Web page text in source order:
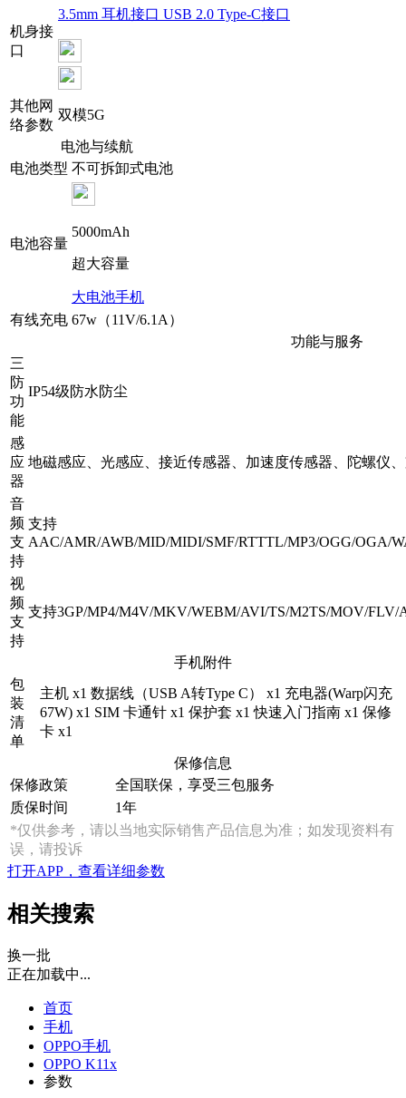
机身接
口
3.5mm 耳机接口 USB 2.0 Type-C接口
其他网
络参数
双模5G
电池与续航
电池类型 不可拆卸式电池
电池容量
5000mAh
超大容量
大电池手机
有线充电 67w（11V/6.1A）
功能与服务
三
防
功
能
IP54级防水防尘
感
应
器
地磁感应、光感应、接近传感器、加速度传感器、陀螺仪
音
频
支
持
支持
AAC/AMR/AWB/MID/MIDI/SMF/RTTTL/MP3/OGG/OGA/
视
频
支
持
支持3GP/MP4/M4V/MKV/WEBM/AVI/TS/M2TS/MOV/FLV/
手机附件
包
装
清
单
主机 x1 数据线（USB A转Type C） x1 充电器(Warp闪充
67W) x1 SIM 卡通针 x1 保护套 x1 快速入门指南 x1 保修
卡 x1
保修信息
保修政策
全国联保，享受三包服务
质保时间
1年
*仅供参考，请以当地实际销售产品信息为准；如发现资料有
误，请投诉
打开APP，查看详细参数
相关搜索
换一批
正在加载中...
首页
手机
OPPO手机
OPPO K11x
参数